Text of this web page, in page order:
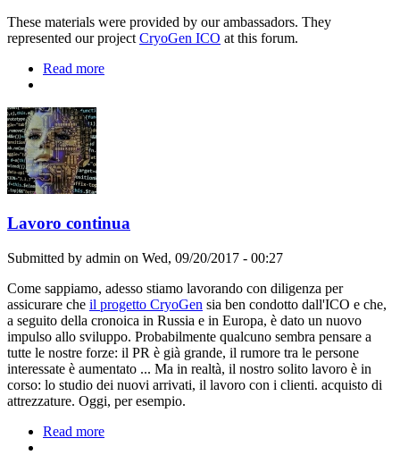
These materials were provided by our ambassadors. They
represented our project CryoGen ICO at this forum.
Read more
Lavoro continua
Submitted by admin on Wed, 09/20/2017 - 00:27
Come sappiamo, adesso stiamo lavorando con diligenza per
assicurare che il progetto CryoGen sia ben condotto dall'ICO e che,
a seguito della cronoica in Russia e in Europa, è dato un nuovo
impulso allo sviluppo. Probabilmente qualcuno sembra pensare a
tutte le nostre forze: il PR è già grande, il rumore tra le persone
interessate è aumentato ... Ma in realtà, il nostro solito lavoro è in
corso: lo studio dei nuovi arrivati, il lavoro con i clienti. acquisto di
attrezzature. Oggi, per esempio.
Read more